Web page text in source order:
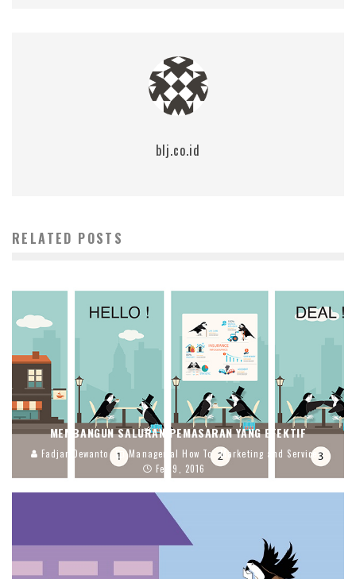
blj.co.id
RELATED POSTS
MEMBANGUN SALURAN PEMASARAN YANG EFEKTIF
Fadjar Dewanto Managerial How To
Marketing and Service
Feb 9, 2016